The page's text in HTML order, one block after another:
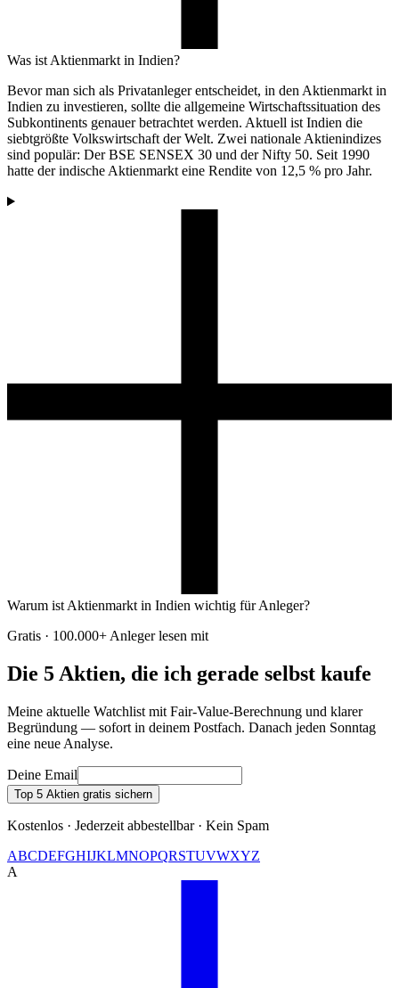
Was ist Aktienmarkt in Indien?
Bevor man sich als Privatanleger entscheidet, in den Aktienmarkt in
Indien zu investieren, sollte die allgemeine Wirtschaftssituation des
Subkontinents genauer betrachtet werden. Aktuell ist Indien die
siebtgrößte Volkswirtschaft der Welt. Zwei nationale Aktienindizes
sind populär: Der BSE SENSEX 30 und der Nifty 50. Seit 1990
hatte der indische Aktienmarkt eine Rendite von 12,5 % pro Jahr.
Warum ist Aktienmarkt in Indien wichtig für Anleger?
Gratis · 100.000+ Anleger lesen mit
Die 5 Aktien, die ich gerade selbst kaufe
Meine aktuelle Watchlist mit Fair-Value-Berechnung und klarer
Begründung — sofort in deinem Postfach. Danach jeden Sonntag
eine neue Analyse.
Deine Email
Top 5 Aktien gratis sichern
Kostenlos · Jederzeit abbestellbar · Kein Spam
ABCDEFGHIJKLMNOPQRSTUVWXYZ
A